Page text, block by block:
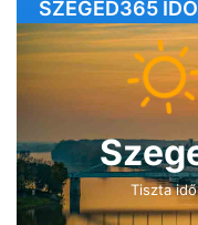
SZEGED365
Tiszta idő